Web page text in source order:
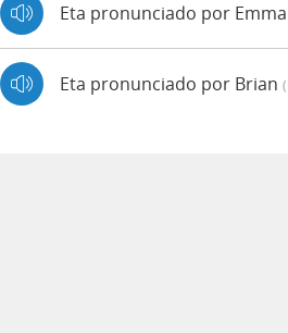
Eta pronunciado por Emma
Eta pronunciado por Brian